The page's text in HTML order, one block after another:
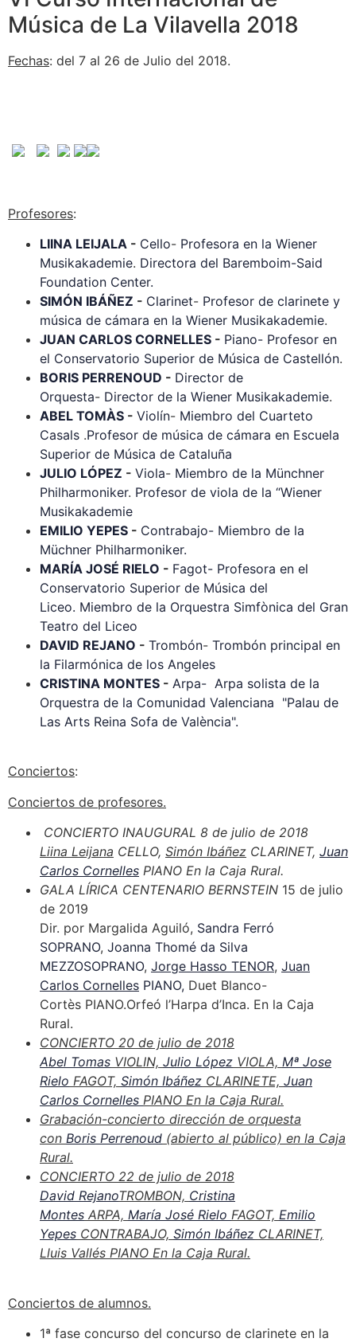
Música de La Vilavella 2018
Fechas: del 7 al 26 de Julio del 2018.
Profesores:
LIINA LEIJALA - Cello- Profesora en la Wiener
Musikakademie. Directora del Baremboim-Said
Foundation Center.
SIMÓN IBÁÑEZ - Clarinet- Profesor de clarinete y
música de cámara en la Wiener Musikakademie.
JUAN CARLOS CORNELLES - Piano- Profesor en
el Conservatorio Superior de Música de Castellón.
BORIS PERRENOUD - Director de
Orquesta- Director de la Wiener Musikakademie.
ABEL TOMÀS - Violín- Miembro del Cuarteto
Casals .Profesor de música de cámara en Escuela
Superior de Música de Cataluña
JULIO LÓPEZ - Viola- Miembro de la Münchner
Philharmoniker. Profesor de viola de la “Wiener
Musikakademie
EMILIO YEPES - Contrabajo- Miembro de la
Müchner Philharmoniker.
MARÍA JOSÉ RIELO - Fagot- Profesora en el
Conservatorio Superior de Música del
Liceo. Miembro de la Orquestra Simfònica del Gran
Teatro del Liceo
DAVID REJANO - Trombón- Trombón principal en
la Filarmónica de los Angeles
CRISTINA MONTES - Arpa- Arpa solista de la
Orquestra de la Comunidad Valenciana "Palau de
Las Arts Reina Sofa de València".
Conciertos:
Conciertos de profesores.
CONCIERTO INAUGURAL 8 de julio de 2018
Liina Leijana CELLO, Simón Ibáñez CLARINET, Juan
Carlos Cornelles PIANO En la Caja Rural.
GALA LÍRICA CENTENARIO BERNSTEIN 15 de julio
de 2019
Dir. por Margalida Aguiló, Sandra Ferró
SOPRANO, Joanna Thomé da Silva
MEZZOSOPRANO, Jorge Hasso TENOR, Juan
Carlos Cornelles PIANO, Duet Blanco-
Cortès PIANO.Orfeó l’Harpa d’Inca. En la Caja
Rural.
CONCIERTO 20 de julio de 2018
Abel Tomas VIOLIN, Julio López VIOLA, Mª Jose
Rielo FAGOT, Simón Ibáñez CLARINETE, Juan
Carlos Cornelles PIANO En la Caja Rural.
Grabación-concierto dirección de orquesta
con Boris Perrenoud (abierto al público) en la Caja
Rural.
CONCIERTO 22 de julio de 2018
David RejanoTROMBON, Cristina
Montes ARPA, María José Rielo FAGOT, Emilio
Yepes CONTRABAJO, Simón Ibáñez CLARINET,
Lluis Vallés PIANO En la Caja Rural.
Conciertos de alumnos.
1ª fase concurso del concurso de clarinete en la